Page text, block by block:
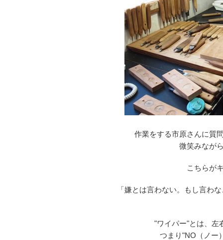
作業をする市原さんに質
微笑みなが
こちらが
「嫌とは言わない。もし言わ
"ワイパー"とは、左
つまり"NO（ノー